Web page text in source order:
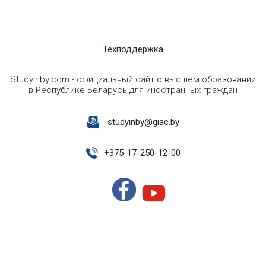
Техподдержка
Studyinby.com - официальный сайт о высшем образовании
в Республике Беларусь для иностранных граждан
studyinby@giac.by
+375-17-250-12-00